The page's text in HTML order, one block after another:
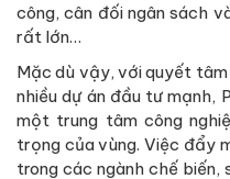
công, cân đối ngân sách
rất lớn…
Mặc dù vậy, với quyết tâm
nhiều dự án đầu tư mạnh,
một trung tâm công
trọng của vùng. Việc đẩy
trong các ngành chế